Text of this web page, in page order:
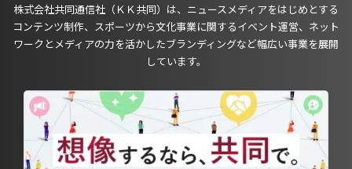
株式会社共同通信社（ＫＫ共同）は、ニュースメディアをはじめとする
コンテンツ制作、スポーツから文化事業に関するイベント運営、ネット
ワークとメディアの力を活かしたブランディングなど幅広い事業を展開
しています。